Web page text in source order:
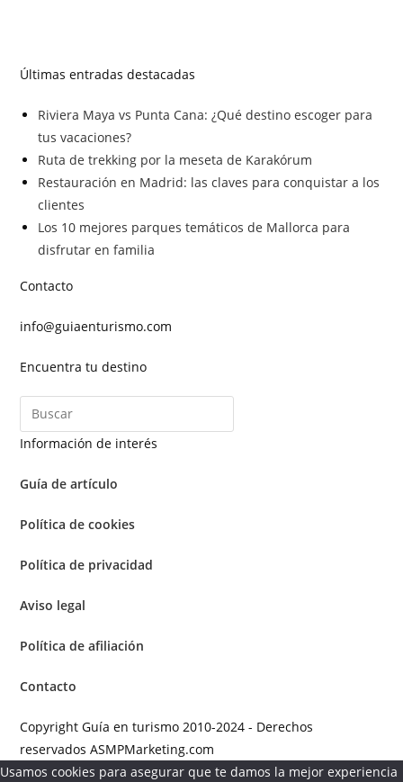
Últimas entradas destacadas
Riviera Maya vs Punta Cana: ¿Qué destino escoger para
tus vacaciones?
Ruta de trekking por la meseta de Karakórum
Restauración en Madrid: las claves para conquistar a los
clientes
Los 10 mejores parques temáticos de Mallorca para
disfrutar en familia
Contacto
info@guiaenturismo.com
Encuentra tu destino
Información de interés
Guía de artículo
Política de cookies
Política de privacidad
Aviso legal
Política de afiliación
Contacto
Copyright Guía en turismo 2010-2024 - Derechos
reservados ASMPMarketing.com
Usamos cookies para asegurar que te damos la mejor experiencia